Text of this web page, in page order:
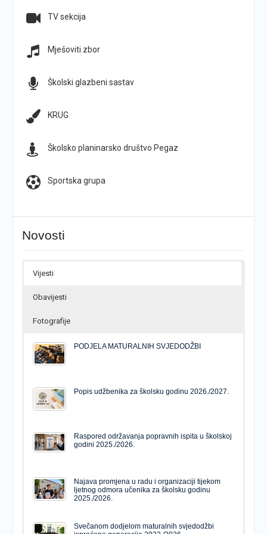
TV sekcija
Mješoviti zbor
Školski glazbeni sastav
KRUG
Školsko planinarsko društvo Pegaz
Sportska grupa
Novosti
Vijesti
Obavijesti
Fotografije
PODJELA MATURALNIH SVJEDODŽBI
Popis udžbenika za školsku godinu 2026./2027.
Raspored održavanja popravnih ispita u školskoj
godini 2025./2026.
Najava promjena u radu i organizaciji tijekom
ljetnog odmora učenika za školsku godinu
2025./2026.
Svečanom dodjelom maturalnih svjedodžbi